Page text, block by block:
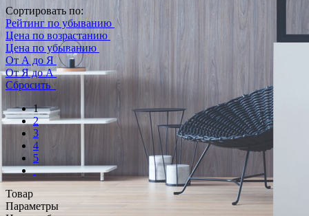
Сортировать по:
Рейтинг по убыванию
Цена по возрастанию
Цена по убыванию
От А до Я
От Я до А
Сбросить
1
2
3
4
5
Товар
Параметры